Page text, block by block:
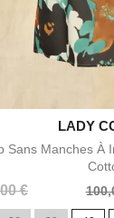

LADY
Sans Manches À
€